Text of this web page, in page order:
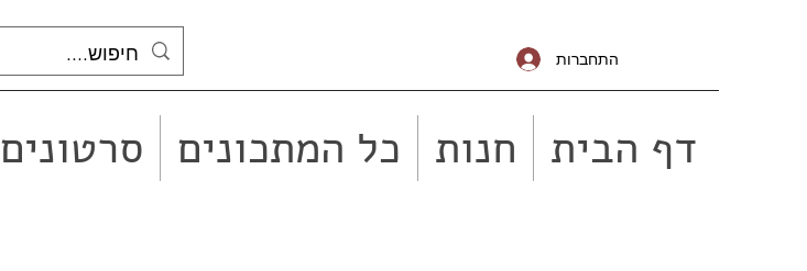
התחברות
דף הבית חנות כל המתכונים סרטונים